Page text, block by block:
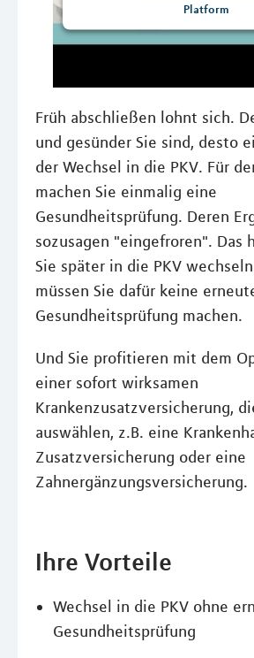
Platform
Früh abschließen lohnt sich.
und gesünder Sie sind, desto
der Wechsel in die PKV. Für
machen Sie einmalig eine
Gesundheitsprüfung. Deren
sozusagen "eingefroren". Das
Sie später in die PKV
müssen Sie dafür keine
Gesundheitsprüfung machen.
Und Sie profitieren mit dem
einer sofort wirksamen
Krankenzusatzversicherung,
auswählen, z.B. eine
Zusatzversicherung oder eine
Zahnergänzungsversicherung.
Ihre Vorteile
Wechsel in die PKV ohne
Gesundheitsprüfung